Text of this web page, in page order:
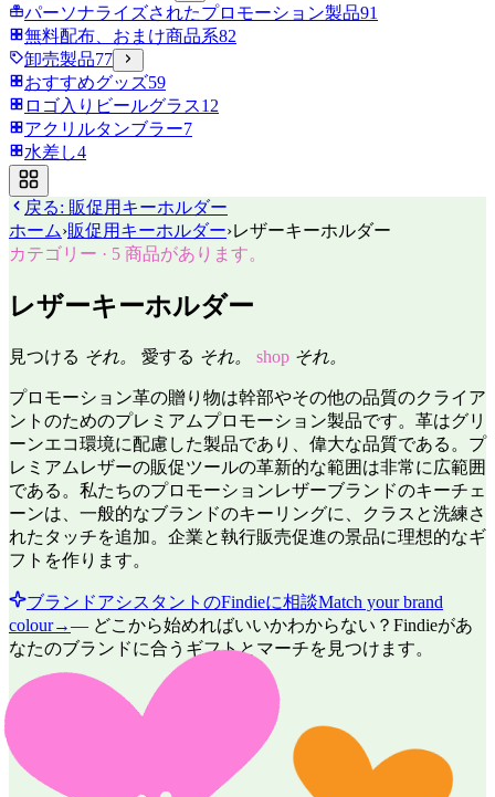
パーソナライズされたプロモーション製品91
無料配布、おまけ商品系82
卸売製品77
おすすめグッズ59
ロゴ入りビールグラス12
アクリルタンブラー7
水差し4
戻る: 販促用キーホルダー
ホーム›販促用キーホルダー›レザーキーホルダー
カテゴリー · 5 商品があります。
レザーキーホルダー
見つける それ。 愛する それ。 shop それ。
プロモーション革の贈り物は幹部やその他の品質のクライア
ントのためのプレミアムプロモーション製品です。革はグリ
ーンエコ環境に配慮した製品であり、偉大な品質である。プ
レミアムレザーの販促ツールの革新的な範囲は非常に広範囲
である。私たちのプロモーションレザーブランドのキーチェ
ーンは、一般的なブランドのキーリングに、クラスと洗練さ
れたタッチを追加。企業と執行販売促進の景品に理想的なギ
フトを作ります。
ブランドアシスタントのFindieに相談Match your brand
colour→— どこから始めればいいかわからない？Findieがあ
なたのブランドに合うギフトとマーチを見つけます。